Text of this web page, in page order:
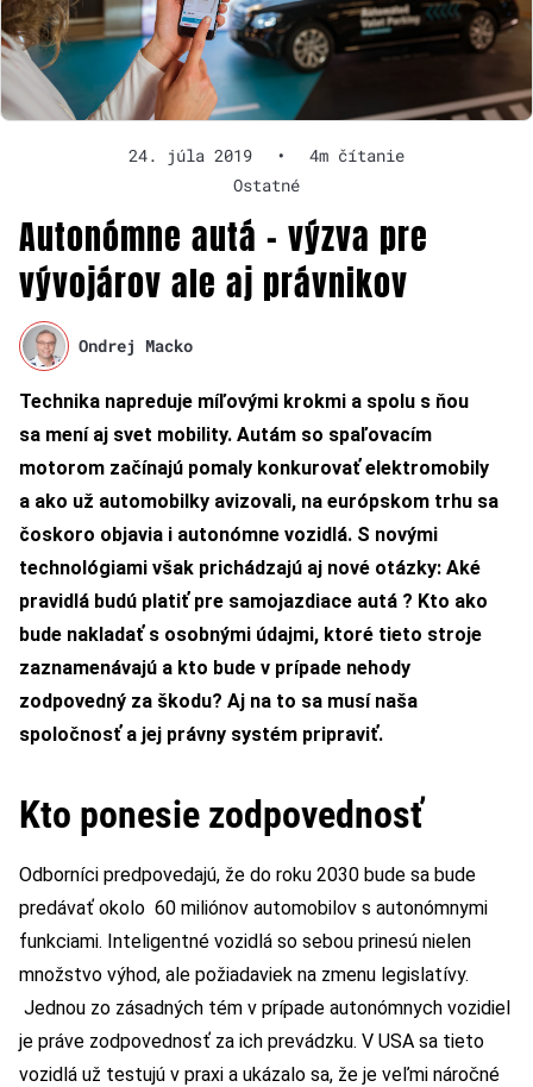
24. júla 2019 •
4m čítanie
Ostatné
Autonómne autá – výzva pre
vývojárov ale aj právnikov
Ondrej Macko
Technika napreduje míľovými krokmi a spolu s ňou
sa mení aj svet mobility. Autám so spaľovacím
motorom začínajú pomaly konkurovať elektromobily
a ako už automobilky avizovali, na európskom trhu sa
čoskoro objavia i autonómne vozidlá. S novými
technológiami však prichádzajú aj nové otázky: Aké
pravidlá budú platiť pre samojazdiace autá ? Kto ako
bude nakladať s osobnými údajmi, ktoré tieto stroje
zaznamenávajú a kto bude v prípade nehody
zodpovedný za škodu? Aj na to sa musí naša
spoločnosť a jej právny systém pripraviť.
Kto ponesie zodpovednosť
Odborníci predpovedajú, že do roku 2030 bude sa bude
predávať okolo 60 miliónov automobilov s autonómnymi
funkciami. Inteligentné vozidlá so sebou prinesú nielen
množstvo výhod, ale požiadaviek na zmenu legislatívy.
Jednou zo zásadných tém v prípade autonómnych vozidiel
je práve zodpovednosť za ich prevádzku. V USA sa tieto
vozidlá už testujú v praxi a ukázalo sa, že je veľmi náročné